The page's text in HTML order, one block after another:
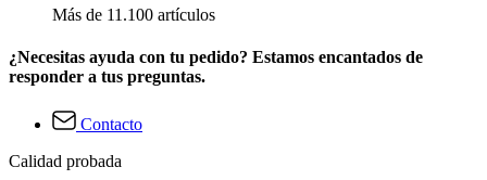
Más de 11.100 artículos
¿Necesitas ayuda con tu pedido? Estamos encantados de
responder a tus preguntas.
Contacto
Calidad probada